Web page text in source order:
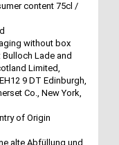
content 75cl /
without box
Lade and
Limited,
9 DT Edinburgh,
Co., New York,
of Origin
alte Abfüllung und